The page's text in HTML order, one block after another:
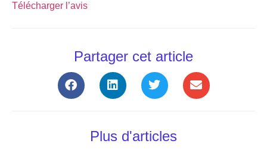
Télécharger l’avis
Partager cet article
Plus d'articles